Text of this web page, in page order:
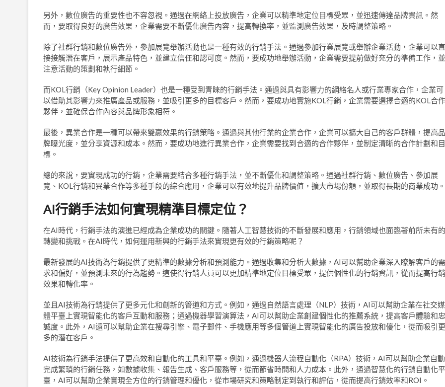
另外，數位廣告的重要性也不容忽視。通過在網絡上投放廣告，企業可以精準地定位目標受眾，並迅速傳達品牌資訊。然
而，要取得良好的廣告效果，企業需要不斷優化廣告內容，提高轉換率，並監測廣告效果，及時調整策略。
除了社群行銷和數位廣告外，參加展覽舉辦活動也是一種有效的行銷手法。通過參加行業展覽或舉辦企業活動，企業可以直
接接觸潛在客戶，展示產品特色，並建立信任和認可度。然而，要成功地舉辦活動，企業需要提前做好充分的準備工作，並
注意活動的策劃和執行細節。
而KOL行銷（Key Opinion Leader）也是一種受到青睞的行銷手法。通過與具有影響力的網絡名人或行業專家合作，企業可
以借助其影響力來推廣產品或服務，並吸引更多的目標客戶。然而，要成功地實施KOL行銷，企業需要選擇合適的KOL合作
夥伴，並確保合作內容與品牌形象相符。
最後，異業合作是一種可以帶來雙贏效果的行銷策略。通過與其他行業的企業合作，企業可以擴大自己的客戶群體，提高品
牌曝光度，並分享資源和成本。然而，要成功地進行異業合作，企業需要找到合適的合作夥伴，並制定清晰的合作計劃和目
標。
總的來說，要實現成功的行銷，企業需要結合多種行銷手法，並不斷優化和調整策略。通過社群行銷、數位廣告、參加展
覽、KOL行銷和異業合作等多種手段的綜合應用，企業可以有效地提升品牌價值，擴大市場份額，並取得長期的商業成功。
AI行銷手法如何實現精準目標定位？
在AI時代，行銷手法的演進已經成為企業成功的關鍵。隨著人工智慧技術的不斷發展和應用，行銷領域也面臨著前所未有的
轉變和挑戰。在AI時代，如何運用新興的行銷手法來實現更有效的行銷策略呢？
最新發展的AI技術為行銷提供了更精準的數據分析和預測能力。通過收集和分析大數據，AI可以幫助企業深入瞭解客戶的需
求和偏好，並預測未來的行為趨勢。這使得行銷人員可以更加精準地定位目標受眾，提供個性化的行銷資訊，從而提高行銷
效果和轉化率。
並且AI技術為行銷提供了更多元化和創新的管道和方式。例如，通過自然語言處理（NLP）技術，AI可以幫助企業在社交媒
體平臺上實現智能化的客戶互動和服務；通過機器學習演算法，AI可以幫助企業創建個性化的推薦系統，提高客戶體驗和忠
誠度。此外，AI還可以幫助企業在搜尋引擎、電子郵件、手機應用等多個管道上實現智能化的廣告投放和優化，從而吸引更
多的潛在客戶。
AI技術為行銷手法提供了更高效和自動化的工具和平臺。例如，通過機器人流程自動化（RPA）技術，AI可以幫助企業自動
完成繁瑣的行銷任務，如數據收集、報告生成、客戶服務等，從而節省時間和人力成本。此外，通過智慧化的行銷自動化平
臺，AI可以幫助企業實現全方位的行銷管理和優化，從市場研究和策略制定到執行和評估，從而提高行銷效率和ROI。